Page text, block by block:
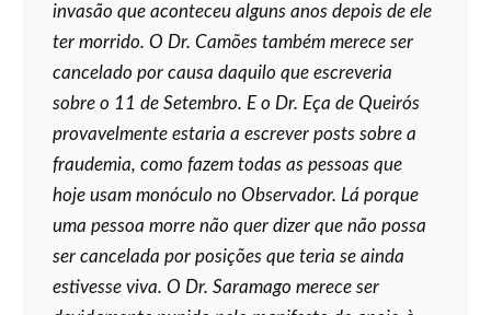
invasão que aconteceu alguns anos depois de ele
ter morrido. O Dr. Camões também merece ser
cancelado por causa daquilo que escreveria
sobre o 11 de Setembro. E o Dr. Eça de Queirós
provavelmente estaria a escrever posts sobre a
fraudemia, como fazem todas as pessoas que
hoje usam monóculo no Observador. Lá porque
uma pessoa morre não quer dizer que não possa
ser cancelada por posições que teria se ainda
estivesse viva. O Dr. Saramago merece ser